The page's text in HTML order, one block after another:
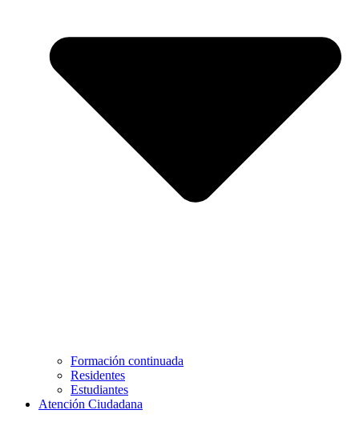
Formación continuada
Residentes
Estudiantes
Atención Ciudadana